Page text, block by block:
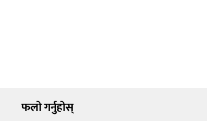
फलो गर्नुहोस्